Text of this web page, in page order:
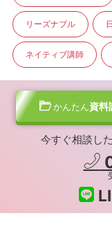
リーズナブル
ネイティブ講師
かんたん資料
今すぐ相談し